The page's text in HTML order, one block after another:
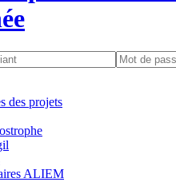
des projets
ALIEM